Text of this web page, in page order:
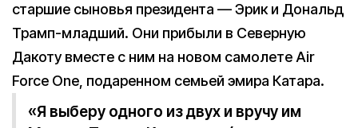
старшие сыновья президента — Эрик и Дональд
Трамп-младший. Они прибыли в Северную
Дакоту вместе с ним на новом самолете Air
Force One, подаренном семьей эмира Катара.
«Я выберу одного из двух и вручу им